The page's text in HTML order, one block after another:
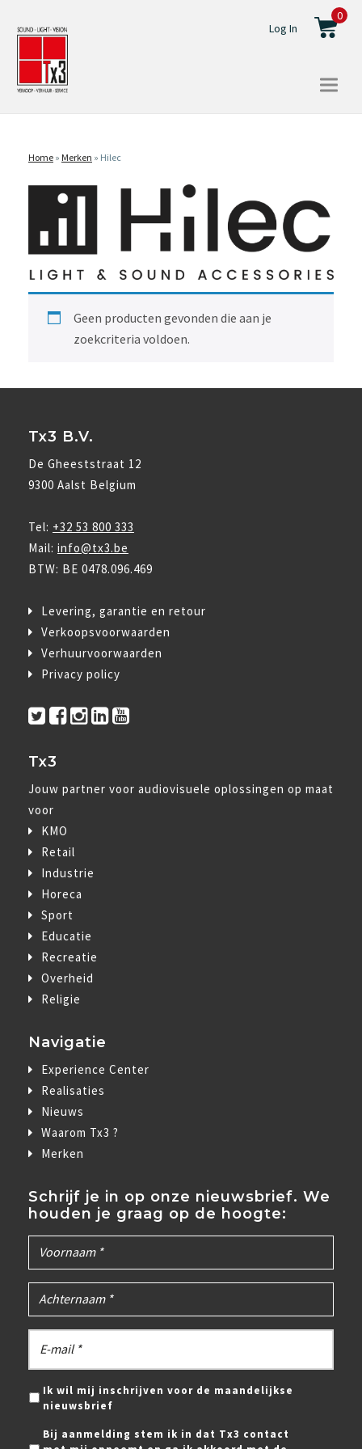
Log In
0
Home » Merken » Hilec
Geen producten gevonden die aan je
zoekcriteria voldoen.
Tx3 B.V.
De Gheeststraat 12
9300 Aalst Belgium
Tel: +32 53 800 333
Mail: info@tx3.be
BTW: BE 0478.096.469
Levering, garantie en retour
Verkoopsvoorwaarden
Verhuurvoorwaarden
Privacy policy
Tx3
Jouw partner voor audiovisuele oplossingen op maat
voor
KMO
Retail
Industrie
Horeca
Sport
Educatie
Recreatie
Overheid
Religie
Navigatie
Experience Center
Realisaties
Nieuws
Waarom Tx3 ?
Merken
Schrijf je in op onze nieuwsbrief. We
houden je graag op de hoogte:
Ik wil mij inschrijven voor de maandelijkse
nieuwsbrief
Bij aanmelding stem ik in dat Tx3 contact